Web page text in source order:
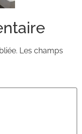
Les champs